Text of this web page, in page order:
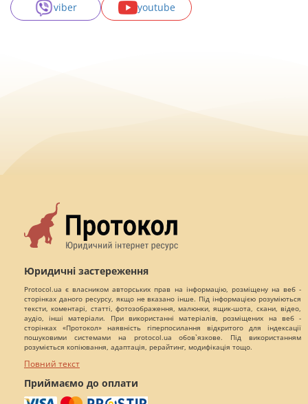
viber
youtube
Юридичні застереження
Protocol.ua є власником авторських прав на інформацію, розміщену на веб -
сторінках даного ресурсу, якщо не вказано інше. Під інформацією розуміються
тексти, коментарі, статті, фотозображення, малюнки, ящик-шота, скани, відео,
аудіо, інші матеріали. При використанні матеріалів, розміщених на веб -
сторінках «Протокол» наявність гіперпосилання відкритого для індексації
пошуковими системами на protocol.ua обов`язкове. Під використанням
розуміється копіювання, адаптація, рерайтинг, модифікація тощо.
Повний текст
Приймаємо до оплати